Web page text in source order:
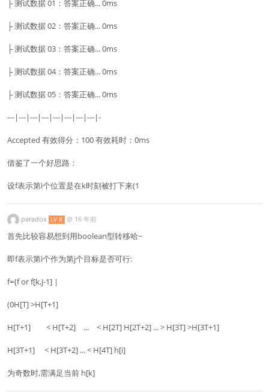
├ 测试数据 01：答案正确... 0ms
├ 测试数据 02：答案正确... 0ms
├ 测试数据 03：答案正确... 0ms
├ 测试数据 04：答案正确... 0ms
├ 测试数据 05：答案正确... 0ms
---|---|---|---|---|---|---|---|-
Accepted 有效得分：100 有效耗时：0ms
借鉴了一个好思路：
设f表示第i个位置是在k时刻被打下来(1
paradox LV 8 @ 16 年前
首先比较容易想到用boolean型转移哈~
即f表示第i个作为第j个目标是否可行:
f={f or f[k,j-1] |
(0H[T] >H[T+1]
H[T+1] < H[T+2] ... < H[2T] H[2T+2] ... > H[3T] >H[3T+1]
H[3T+1] < H[3T+2] ... < H[4T] h[i]
为奇数时,需满足当前 h[k]